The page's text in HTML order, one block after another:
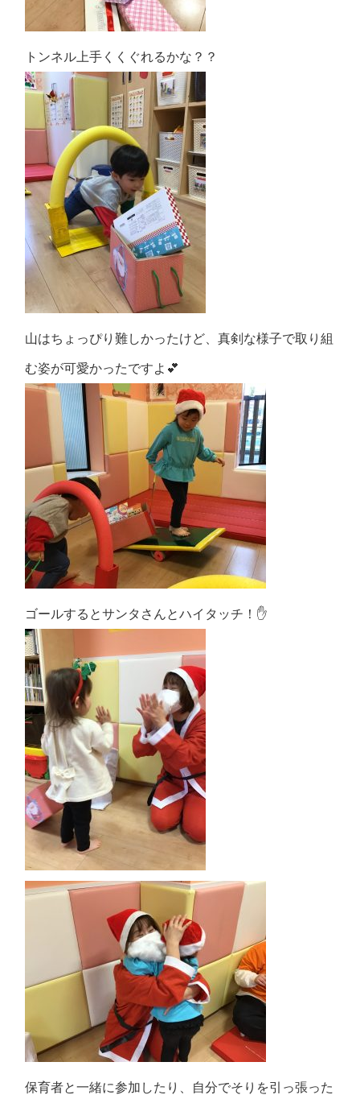
トンネル上手くくぐれるかな？？
山はちょっぴり難しかったけど、真剣な様子で取り組
む姿が可愛かったです︎よ‪💕
ゴールするとサンタさんとハイタッチ！✋
保育者と一緒に参加したり、自分でそりを引っ張った